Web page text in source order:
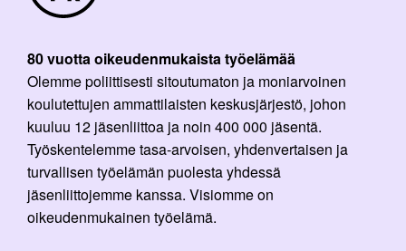
80 vuotta oikeudenmukaista työelämää
Olemme poliittisesti sitoutumaton ja moniarvoinen
koulutettujen ammattilaisten keskusjärjestö, johon
kuuluu 12 jäsenliittoa ja noin 400 000 jäsentä.
Työskentelemme tasa-arvoisen, yhdenvertaisen ja
turvallisen työelämän puolesta yhdessä
jäsenliittojemme kanssa. Visiomme on
oikeudenmukainen työelämä.